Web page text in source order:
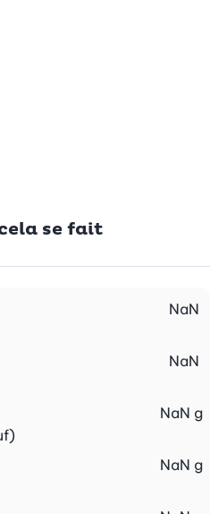
se fait
NaN
NaN
NaN g
NaN g